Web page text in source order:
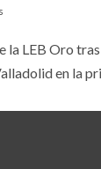
la LEB Oro
en la